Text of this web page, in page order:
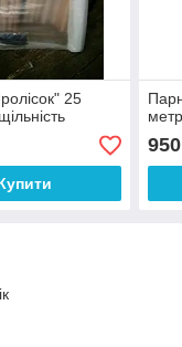
25
950